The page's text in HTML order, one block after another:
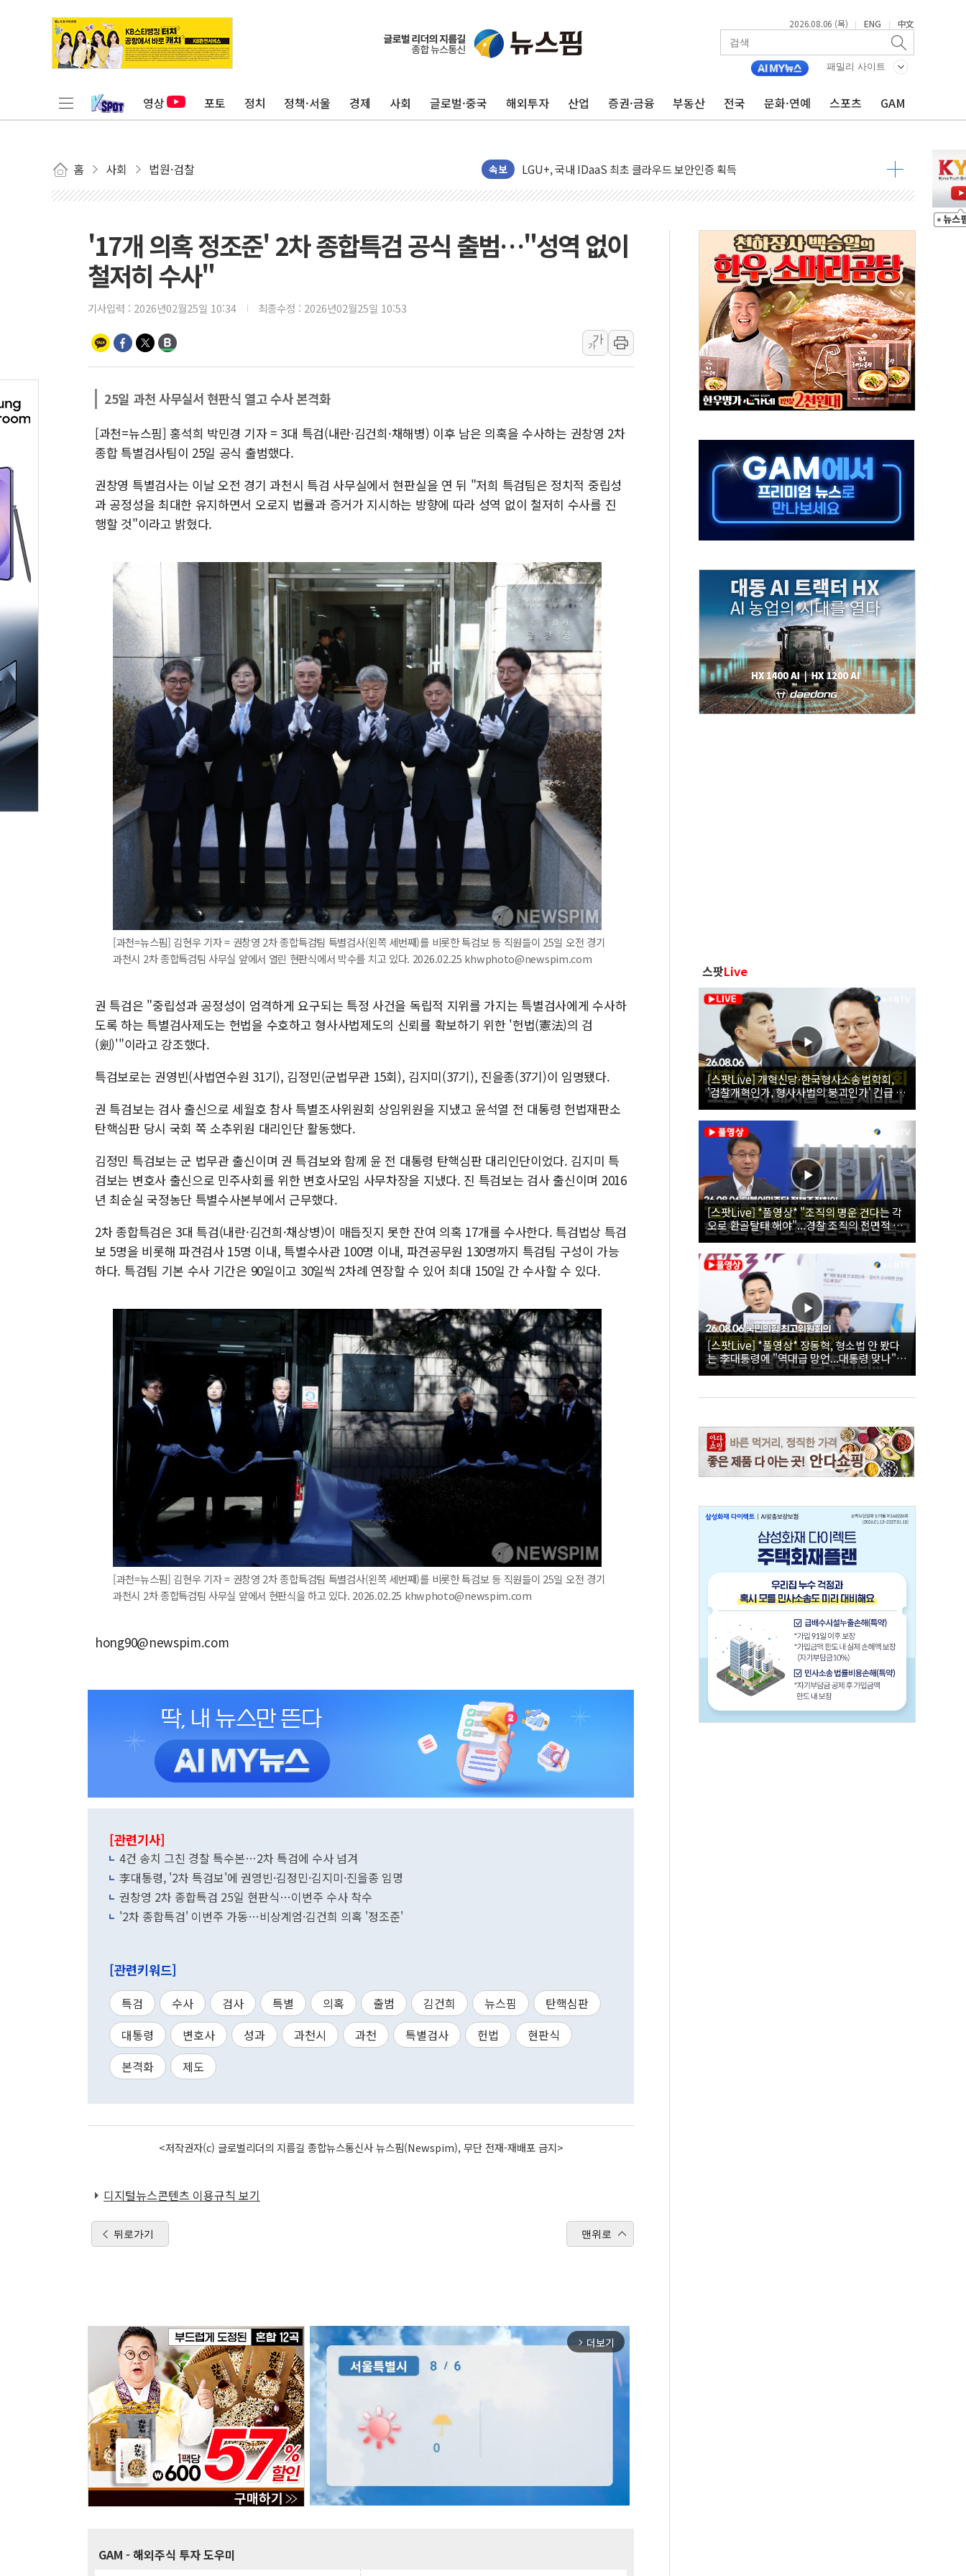
2026.08.06 (목) | ENG | 中文
패밀리 사이트
영상 포토 정치 정책·서울 경제 사회 글로벌·중국 해외투자 산업 증권·금융 부동산 전국 문화·연예 스포츠 GAM
홈 사회 법원·검찰 속보
미래에셋자산운용 "변동성 커진 AI 반도체, 메모리 넘어 밸류체인 분산 투자해야"
반도체 대형주 급락에 코스피 4%↓…매도 사이드카 발동
더본코리아 홍콩반점, '부산 돼지국밥짬뽕' 2주간 전국 한시 판매
ADT캡스, 매장 운영·보안 통합관리 앱 출시
환율 100원 빠지면 현대차 영업익 2.2조 증발...하반기 '환율 역풍' 우려
국내 최대 400MW 규모 해남 태양광발전 '첫삽'…남동발전, 재생에너지 '앞장'
경찰, '홍명보 감독 선임 의혹' 축구협회 압수수색
삼성전자, FMS 2026서 차세대 AI 메모리 기술력 과시
LX하우시스 "역대급 폭염에 고단열 인테리어 관심 급증"
일 안 하고 '초과근무 수당' 챙긴 경찰관 2명 송치
토마토시스템 조길주·이강찬 대표, 자사주 매수
[특징주] 고려아연, 상반기 최대 실적에 13%대 급등
한·체코 항공편 주10회로 확대…신규 항공사 진입길 열려
SBI저축은행, 최고 연 7.7% '생활파킹통장' 출시
美중간선거 '색깔론' 덧씌우는 트럼프...당내선 "안 먹힌다" 균열
보훈부, 내년 워싱턴서 첫 '국제보훈컨퍼런스'… 한미동맹 상징성 부각
가온전선, 싱가포르 도시철도 전력망 구축 계약
'17개 의혹 정조준' 2차 종합특검 공식 출범…"성역 없이
철저히 수사"
기사입력 : 2026년02월25일 10:34 최종수정 : 2026년02월25일 10:53
가
가
25일 과천 사무실서 현판식 열고 수사 본격화
[과천=뉴스핌] 홍석희 박민경 기자 = 3대 특검(내란·김건희·채해병) 이후 남은 의혹을 수사하는 권창영 2차
종합 특별검사팀이 25일 공식 출범했다.
권창영 특별검사는 이날 오전 경기 과천시 특검 사무실에서 현판실을 연 뒤 "저희 특검팀은 정치적 중립성
과 공정성을 최대한 유지하면서 오로지 법률과 증거가 지시하는 방향에 따라 성역 없이 철저히 수사를 진
행할 것"이라고 밝혔다.
[과천=뉴스핌] 김현우 기자 = 권창영 2차 종합특검팀 특별검사(왼쪽 세번째)를 비롯한 특검보 등 직원들이 25일 오전 경기
과천시 2차 종합특검팀 사무실 앞에서 열린 현판식에서 박수를 치고 있다. 2026.02.25 khwphoto@newspim.com
권 특검은 "중립성과 공정성이 엄격하게 요구되는 특정 사건을 독립적 지위를 가지는 특별검사에게 수사하
도록 하는 특별검사제도는 헌법을 수호하고 형사사법제도의 신뢰를 확보하기 위한 '헌법(憲法)의 검
(劍)'"이라고 강조했다.
특검보로는 권영빈(사법연수원 31기), 김정민(군법무관 15회), 김지미(37기), 진을종(37기)이 임명됐다.
권 특검보는 검사 출신으로 세월호 참사 특별조사위원회 상임위원을 지냈고 윤석열 전 대통령 헌법재판소
탄핵심판 당시 국회 쪽 소추위원 대리인단 활동했다.
김정민 특검보는 군 법무관 출신이며 권 특검보와 함께 윤 전 대통령 탄핵심판 대리인단이었다. 김지미 특
검보는 변호사 출신으로 민주사회를 위한 변호사모임 사무차장을 지냈다. 진 특검보는 검사 출신이며 2016
년 최순실 국정농단 특별수사본부에서 근무했다.
2차 종합특검은 3대 특검(내란·김건희·채상병)이 매듭짓지 못한 잔여 의혹 17개를 수사한다. 특검법상 특검
보 5명을 비롯해 파견검사 15명 이내, 특별수사관 100명 이내, 파견공무원 130명까지 특검팀 구성이 가능
하다. 특검팀 기본 수사 기간은 90일이고 30일씩 2차례 연장할 수 있어 최대 150일 간 수사할 수 있다.
[과천=뉴스핌] 김현우 기자 = 권창영 2차 종합특검팀 특별검사(왼쪽 세번째)를 비롯한 특검보 등 직원들이 25일 오전 경기
과천시 2차 종합특검팀 사무실 앞에서 현판식을 하고 있다. 2026.02.25 khwphoto@newspim.com
hong90@newspim.com
[관련기사]
4건 송치 그친 경찰 특수본…2차 특검에 수사 넘겨
李대통령, '2차 특검보'에 권영빈·김정민·김지미·진을종 임명
권창영 2차 종합특검 25일 현판식…이번주 수사 착수
'2차 종합특검' 이번주 가동…비상계엄·김건희 의혹 '정조준'
[관련키워드]
특검 수사 검사 특별 의혹 출범 김건희 뉴스핌
탄핵심판
대통령
변호사 성과 과천시 과천 특별검사 헌법
현판식
본격화
제도
<저작권자(c) 글로벌리더의 지름길 종합뉴스통신사 뉴스핌(Newspim), 무단 전재-재배포 금지>
디지털뉴스콘텐츠 이용규칙 보기
뒤로가기 맨위로
arrow_forward_ios 더보기
GAM - 해외주식 투자 도우미
스팟Live
[스팟Live] 개혁신당·한국형사소송법학회,
'검찰개혁인가, 형사사법의 붕괴인가' 긴급 세
미나｜26.08.06
[스팟Live] *풀영상* "조직의 명운 건다는 각
오로 환골탈태 해야"...경찰 조직의 전면적 쇄
신 촉구한 한병도 | 26.08.06 더불어민주당 정
책조정회의
[스팟Live] *풀영상* 장동혁, 형소법 안 봤다
는 李대통령에 "역대급 망언...대통령 맞나"｜
26.08.06 국민의힘 최고위원회의